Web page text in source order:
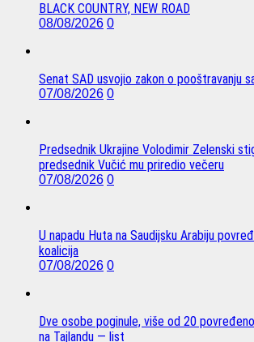
BLACK COUNTRY, NEW ROAD
08/08/2026 0
Senat SAD usvojio zakon o pooštravanju
07/08/2026 0
Predsednik Ukrajine Volodimir Zelenski
predsednik Vučić mu priredio večeru
07/08/2026 0
U napadu Huta na Saudijsku Arabiju
koalicija
07/08/2026 0
Dve osobe poginule, više od 20
na Tajlandu — list